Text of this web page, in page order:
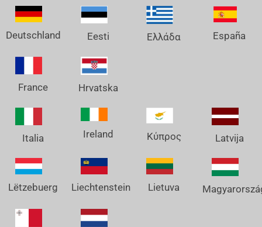
Deutschland Eesti Ελλάδα España
France Hrvatska
Italia Ireland Κύπρος Latvija
Lëtzebuerg Liechtenstein Lietuva